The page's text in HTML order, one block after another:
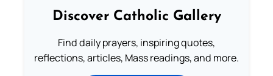
Discover Catholic Gallery
Find daily prayers, inspiring quotes,
reflections, articles, Mass readings, and more.